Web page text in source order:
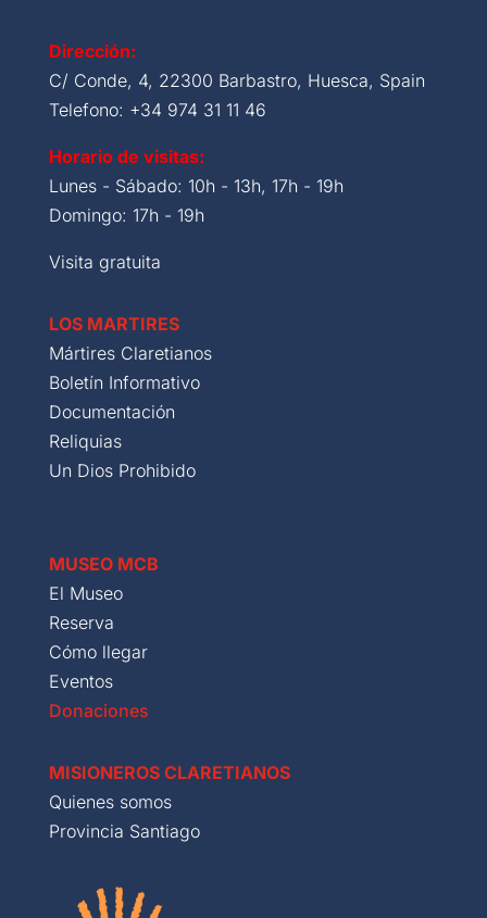
Dirección:
C/ Conde, 4, 22300 Barbastro, Huesca, Spain
Telefono: +34 974 31 11 46
Horario de visitas:
Lunes - Sábado: 10h - 13h, 17h - 19h
Domingo: 17h - 19h
Visita gratuita
LOS MARTIRES
Mártires Claretianos
Boletín Informativo
Documentación
Reliquias
Un Dios Prohibido
MUSEO MCB
El Museo
Reserva
Cómo llegar
Eventos
Donaciones
MISIONEROS CLARETIANOS
Quienes somos
Provincia Santiago